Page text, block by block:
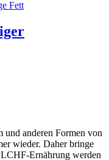
und anderen Formen von
wieder. Daher bringe
Ernährung werden